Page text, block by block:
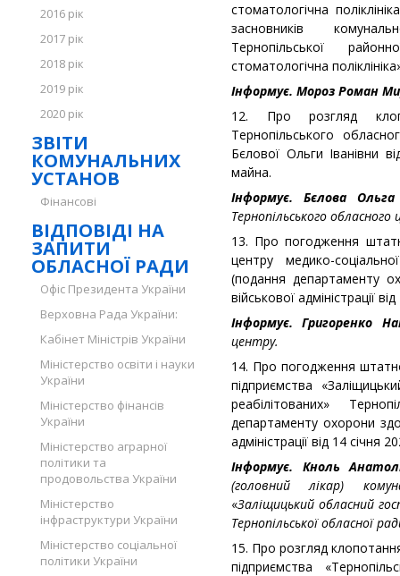
2016 рік
2017 рік
2018 рік
2019 рік
2020 рік
ЗВІТИ
КОМУНАЛЬНИХ
УСТАНОВ
Фінансові
ВІДПОВІДІ НА
ЗАПИТИ
ОБЛАСНОЇ РАДИ
Офіс Президента України
Верховна Рада України:
Кабінет Міністрів України
Міністерство освіти і науки
України
Міністерство фінансів
України
Міністерство аграрної
політики та
продовольства України
Міністерство
інфраструктури України
Міністерство соціальної
політики України
стоматологічна
засновників
Тернопільської
стоматологічна
Інформує. Мороз Роман
12. Про розгляд
Тернопільського
Бєлової Ольги Іванівни
майна.
Інформує.
Бєлова Ольга
Тернопільського
13. Про погодження
центру медико-
(подання департаменту
військової адміністрації
Інформує. Григоренко
центру.
14. Про погодження
підприємства
реабілітованих»
департаменту охорони
адміністрації від 14 січня
Інформує. Кноль
(головний лікар)
«Заліщицький обласний
Тернопільської обласної
15. Про розгляд
підприємства